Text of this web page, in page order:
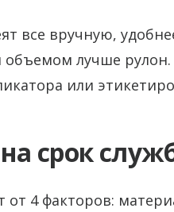
все вручную,
объемом лучше
или
срок
от 4 факторов: